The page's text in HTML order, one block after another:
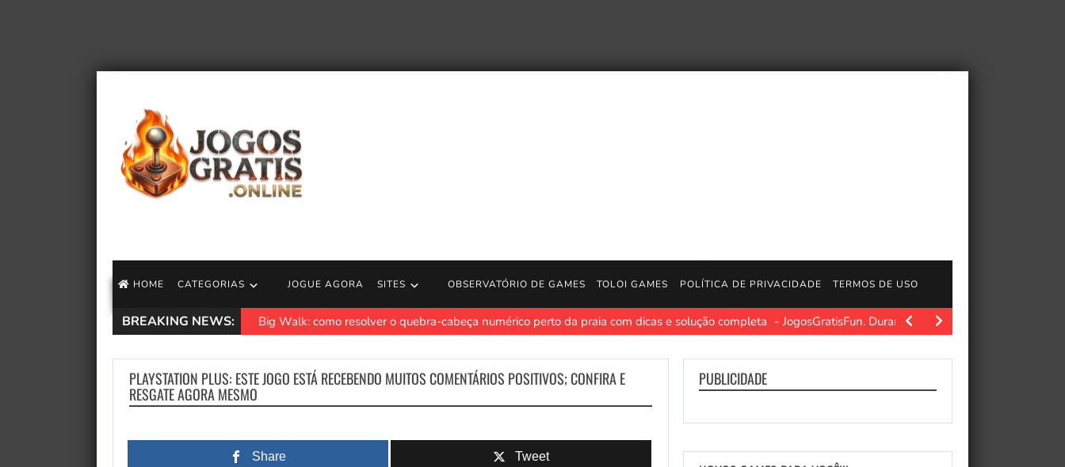
HOME CATEGORIAS JOGUE AGORA SITES OBSERVATÓRIO DE GAMES TOLOI GAMES POLÍTICA DE PRIVACIDADE TERMOS DE USO
BREAKING NEWS: Big Walk: como resolver o quebra-cabeça numérico perto da praia com dicas e solução completa JogosGratisFun. Durante os primeiros passos em Big
PLAYSTATION PLUS: ESTE JOGO ESTÁ RECEBENDO MUITOS COMENTÁRIOS POSITIVOS; CONFIRA E
RESGATE AGORA MESMO
Share Tweet
PUBLICIDADE